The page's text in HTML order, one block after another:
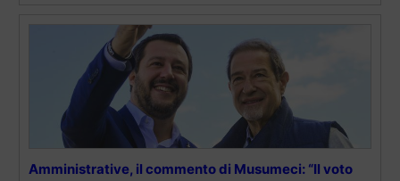
Amministrative, il commento di Musumeci: “Il voto